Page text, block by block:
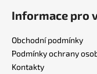
Informace pro
Obchodní podmínky
Podmínky ochrany
Kontakty